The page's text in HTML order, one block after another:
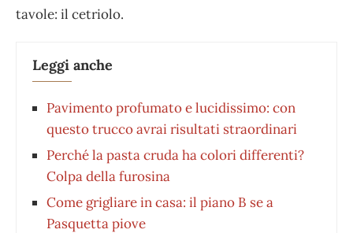
tavole: il cetriolo.
Leggi anche
Pavimento profumato e lucidissimo: con
questo trucco avrai risultati straordinari
Perché la pasta cruda ha colori differenti?
Colpa della furosina
Come grigliare in casa: il piano B se a
Pasquetta piove